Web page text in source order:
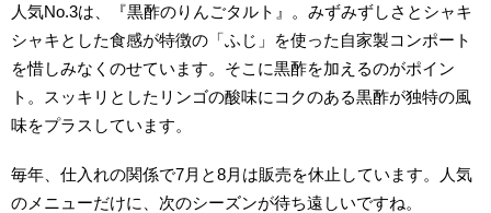
人気No.3は、『黒酢のりんごタルト』。みずみずしさとシャキ
シャキとした食感が特徴の「ふじ」を使った自家製コンポート
を惜しみなくのせています。そこに黒酢を加えるのがポイン
ト。スッキリとしたリンゴの酸味にコクのある黒酢が独特の風
味をプラスしています。
毎年、仕入れの関係で7月と8月は販売を休止しています。人気
のメニューだけに、次のシーズンが待ち遠しいですね。